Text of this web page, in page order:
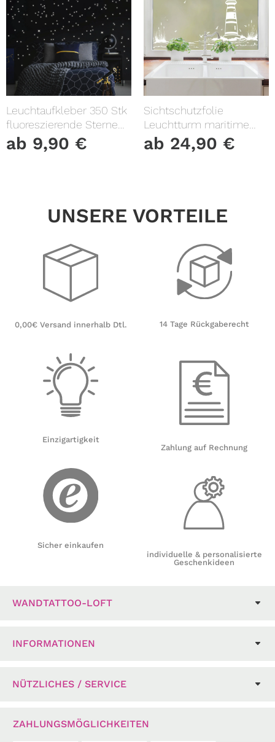
Leuchtaufkleber 350 Stk
fluoreszierende Sterne
und Punkte leuchten im
Dunklen Kinderzimmer
ab 9,90 €
Sichtschutzfolie
Leuchtturm maritime
Fensterfolie Fensterdeko
Milchglasfolie
ab 24,90 €
UNSERE VORTEILE
0,00€ Versand innerhalb Dtl.
Einzigartigkeit
Sicher einkaufen
14 Tage Rückgaberecht
Zahlung auf Rechnung
individuelle & personalisierte
Geschenkideen
WANDTATTOO-LOFT
INFORMATIONEN
NÜTZLICHES / SERVICE
ZAHLUNGSMÖGLICHKEITEN